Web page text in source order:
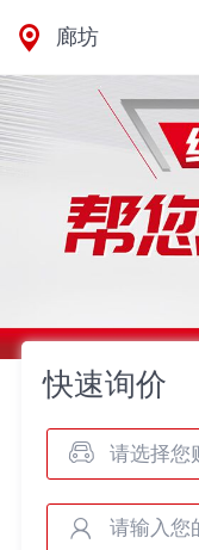
廊坊
快速询价